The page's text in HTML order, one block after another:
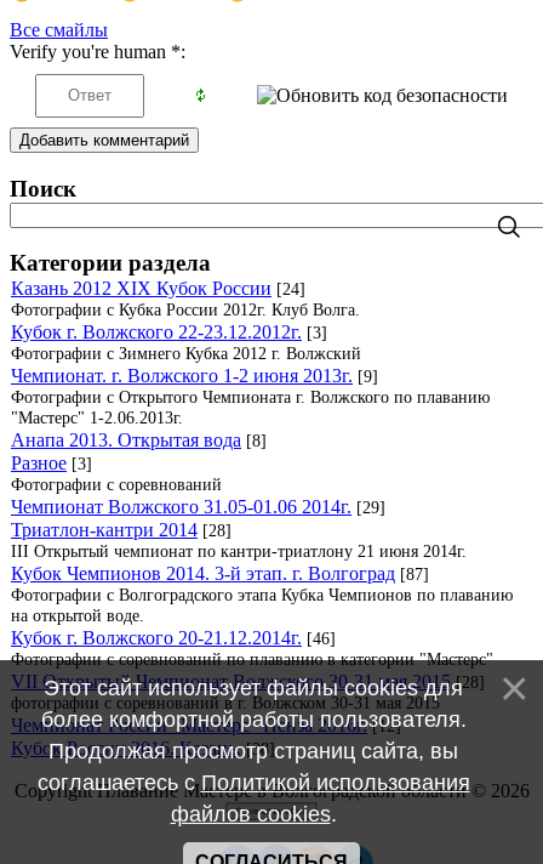
Все смайлы
Verify you're human *:
Добавить комментарий
Поиск
Категории раздела
Казань 2012 XIX Кубок России [24]
Фотографии с Кубка России 2012г. Клуб Волга.
Кубок г. Волжского 22-23.12.2012г. [3]
Фотографии с Зимнего Кубка 2012 г. Волжский
Чемпионат. г. Волжского 1-2 июня 2013г. [9]
Фотографии с Открытого Чемпионата г. Волжского по плаванию
"Мастерс" 1-2.06.2013г.
Анапа 2013. Открытая вода [8]
Разное [3]
Фотографии с соревнований
Чемпионат Волжского 31.05-01.06 2014г. [29]
Триатлон-кантри 2014 [28]
III Открытый чемпионат по кантри-триатлону 21 июня 2014г.
Кубок Чемпионов 2014. 3-й этап. г. Волгоград [87]
Фотографии с Волгоградского этапа Кубка Чемпионов по плаванию
на открытой воде.
Кубок г. Волжского 20-21.12.2014г. [46]
Фотографии с соревнований по плаванию в категории "Мастерс"
VII Открытый Чемпионат Волжского 30-31 мая 2015 [28]
фотографии с соревнований в г. Волжском 30-31 мая 2015
Чемпионат России "Мастерс" Пенза 2016г. [12]
Кубок России 2016. Казань. [38]
Copyright Плавание Мастерс в Волгоградской области © 2026
Этот сайт использует файлы cookies для
более комфортной работы пользователя.
Продолжая просмотр страниц сайта, вы
соглашаетесь сПолитикой использования
файлов cookies.